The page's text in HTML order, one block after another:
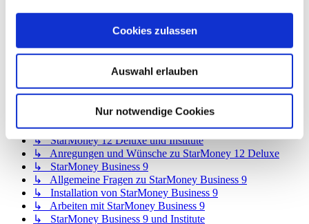
Cookies zulassen
Auswahl erlauben
Nur notwendige Cookies
↳ Installation von StarMoney 12 Basic
↳ Bedienung von StarMoney 12 Basic
↳ Anregungen und Wünsche zu StarMoney 12 Basic
↳ StarMoney 12 Deluxe
↳ Installation von StarMoney 12 Deluxe
↳ Bedienung von StarMoney 12 Deluxe
↳ StarMoney 12 Deluxe und Institute
↳ Anregungen und Wünsche zu StarMoney 12 Deluxe
↳ StarMoney Business 9
↳ Allgemeine Fragen zu StarMoney Business 9
↳ Installation von StarMoney Business 9
↳ Arbeiten mit StarMoney Business 9
↳ StarMoney Business 9 und Institute